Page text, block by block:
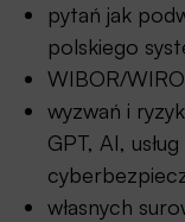
pytań jak
polskiego
WIBOR/
wyzwań i
GPT, AI,
własnych